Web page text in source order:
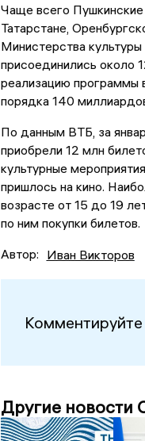
Чаще всего
Татарстане,
Министерства
присоединились около
реализацию
порядка 140
По данным ВТБ, за
приобрели 12 млн
культурные
пришлось на кино.
возрасте от 15 до 19
по ним покупки билетов.
Автор: Иван Викторов
Другие новости